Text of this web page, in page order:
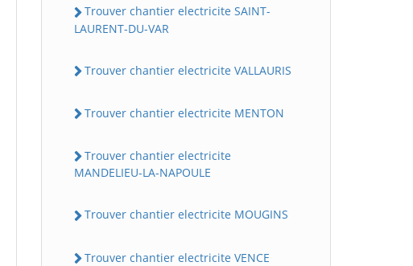
Trouver chantier electricite SAINT-
LAURENT-DU-VAR
Trouver chantier electricite VALLAURIS
Trouver chantier electricite MENTON
Trouver chantier electricite
MANDELIEU-LA-NAPOULE
Trouver chantier electricite MOUGINS
Trouver chantier electricite VENCE